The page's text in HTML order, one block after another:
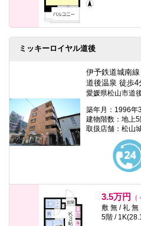
ミッキーロイヤル道後
伊予鉄道城南線
道後温泉 徒歩4
愛媛県松山市道
築年月：1996年
建物階数：地上5
取扱店舗：松山
3.5万円
敷 無 / 礼 無
5階 /